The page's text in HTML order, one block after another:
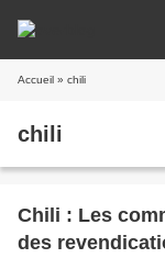
Accueil » chili
chili
Chili : Les
des